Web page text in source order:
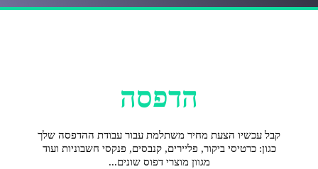
הדפסה
קבל עכשיו הצעת מחיר משתלמת עבור עבודת ההדפסה שלך
כגון: כרטיסי ביקור, פליירים, קנבסים, פנקסי חשבוניות ועוד
מגוון מוצרי דפוס שונים...